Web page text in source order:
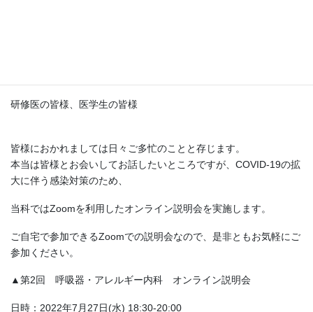
研修医の皆様、医学生の皆様
皆様におかれましては日々ご多忙のことと存じます。
本当は皆様とお会いしてお話したいところですが、COVID-19の拡
大に伴う感染対策のため、
当科ではZoomを利用したオンライン説明会を実施します。
ご自宅で参加できるZoomでの説明会なので、是非ともお気軽にご
参加ください。
▲第2回 呼吸器・アレルギー内科 オンライン説明会
日時：2022年7月27日(水) 18:30-20:00